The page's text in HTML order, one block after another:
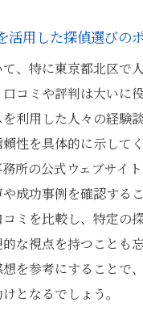
との初回相談で確認す
に必ず確認したい探偵
系の詳細確認方法
囲と方法についての具
頼におけるプライバシ
北区の探偵事務所の相
きる探偵事務所の見極
系のトラブルを避ける
活用した探偵選びの
、特に東京都北区で
コミや評判は大いに
利用した人々の経験
性を具体的に示して
所の公式ウェブサイ
成功事例を確認するこ
ミを比較し、特定の
な視点を持つことも
を参考にすることで
となるでしょう。